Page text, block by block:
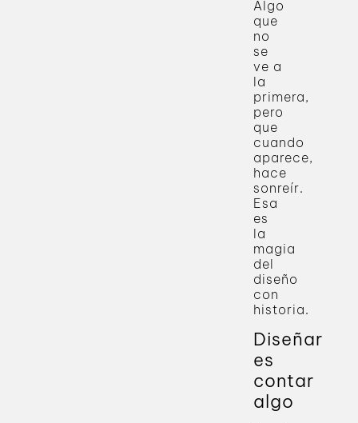
Algo
que
no
se
ve a
la
primera,
pero
que
cuando
aparece,
hace
sonreír.
Esa
es
la
magia
del
diseño
con
historia.
Diseñar
es
contar
algo